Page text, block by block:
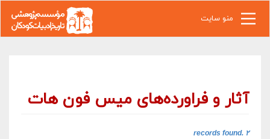
منو سایت
آثار و فراورده‌های میس فون هات
۲ records found.‎